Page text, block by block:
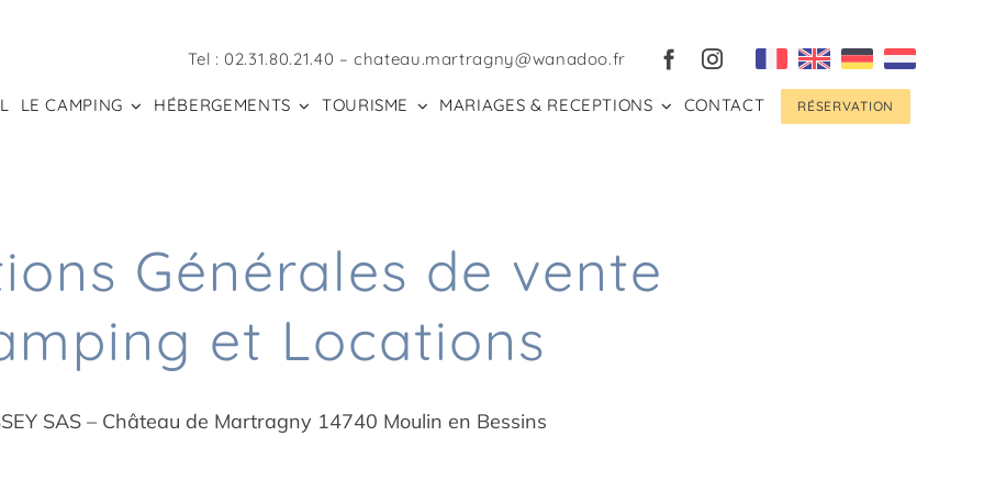
Tel :02.31.80.21.40 – chateau.martragny@wanadoo.fr
LE CAMPING HÉBERGEMENTS TOURISME MARIAGES & RECEPTIONS CONTACT RÉSERVATION
Générales de vente
et Locations
SAS – Château de Martragny 14740 Moulin en Bessins